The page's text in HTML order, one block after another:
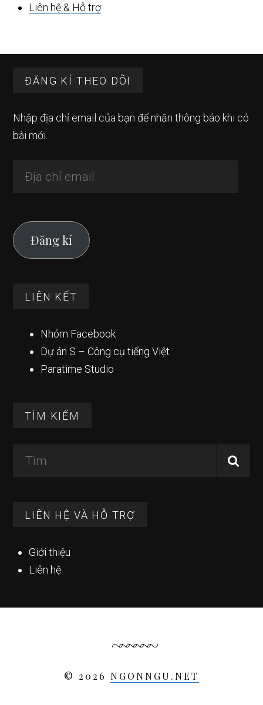
Liên hệ & Hỗ trợ
Footer
ĐĂNG KÍ THEO DÕI
Nhập địa chỉ email của bạn để nhận thông báo khi có
bài mới.
Đăng kí
LIÊN KẾT
Nhóm Facebook
Dự án S – Công cụ tiếng Việt
Paratime Studio
TÌM KIẾM
LIÊN HỆ VÀ HỖ TRỢ
Giới thiệu
Liên hệ
© 2026 NGONNGU.NET